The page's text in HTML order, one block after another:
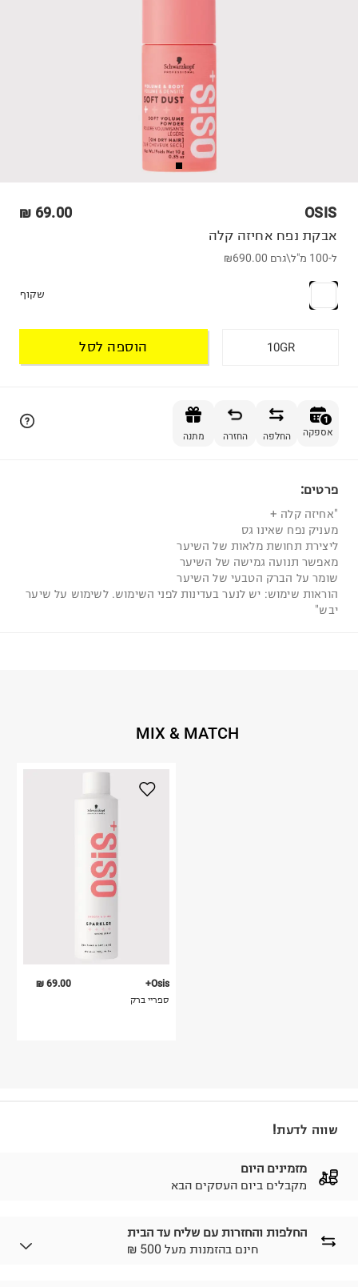
OSIS
69.00 ₪
אבקת נפח אחיזה קלה
₪690.00 ל-100 מ"ל\גרם
שקוף
10GR הוספה לסל
1
אספקה החלפה החזרה מתנה
פרטים:
"אחיזה קלה +
מעניק נפח שאינו גס
ליצירת תחושת מלאות של השיער
מאפשר תנועה גמישה של השיער
שומר על הברק הטבעי של השיער
הוראות שימוש: יש לנער בעדינות לפני השימוש. לשימוש על שיער
יבש"
MIX & MATCH
69.00 ₪
Osis+
ספריי ברק
שווה לדעת!
מזמינים היום
מקבלים ביום העסקים הבא
החלפות והחזרות עם שליח עד הבית
₪ חינם בהזמנות מעל 500